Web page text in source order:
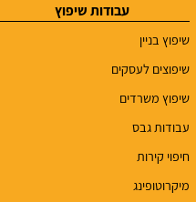
עבודות שיפוץ
שיפוץ בניין
שיפוצים לעסקים
שיפוץ משרדים
עבודות גבס
חיפוי קירות
מיקרוטופינג